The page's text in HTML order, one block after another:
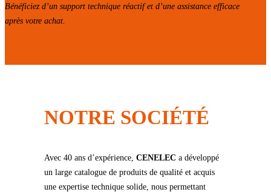
Bénéficiez d’un support technique réactif et d’une assistance efficace
après votre achat.
NOTRE SOCIÉTÉ
Avec 40 ans d’expérience, CENELEC a développé
un large catalogue de produits de qualité et acquis
une expertise technique solide, nous permettant